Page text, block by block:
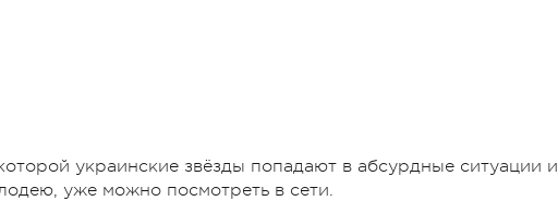
украинские звёзды попадают в абсурдные ситуации и
уже можно посмотреть в сети.